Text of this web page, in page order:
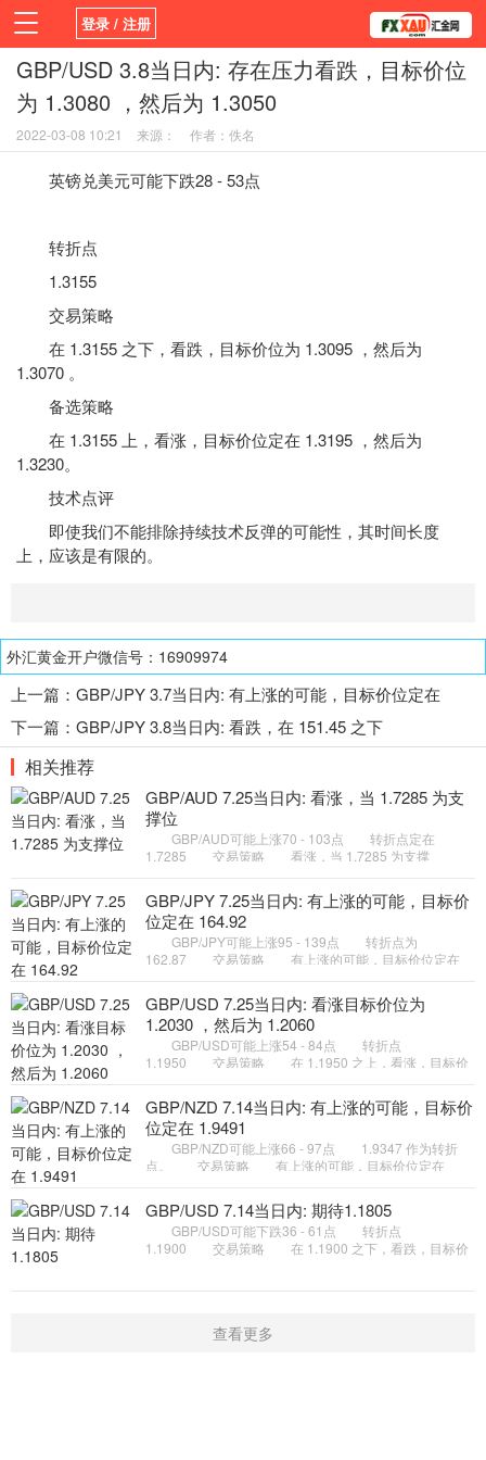
登录 / 注册
首页 新闻 观点 货币
学院
平台
指标EA 书籍
GBP/USD 3.8当日内: 存在压力看跌，目标价位
为 1.3080 ，然后为 1.3050
2022-03-08 10:21 来源： 作者：佚名
英镑兑美元可能下跌28 - 53点
转折点
1.3155
交易策略
在 1.3155 之下，看跌，目标价位为 1.3095 ，然后为
1.3070 。
备选策略
在 1.3155 上，看涨，目标价位定在 1.3195 ，然后为
1.3230。
技术点评
即使我们不能排除持续技术反弹的可能性，其时间长度
上，应该是有限的。
外汇黄金开户微信号：16909974
上一篇： GBP/JPY 3.7当日内: 有上涨的可能，目标价位定在
152.75
下一篇： GBP/JPY 3.8当日内: 看跌，在 151.45 之下
相关推荐
GBP/AUD 7.25当日内: 看涨，当 1.7285 为支
撑位
GBP/AUD可能上涨70 - 103点 转折点定在
1.7285 交易策略 看涨，当 1.7285 为支撑
方向定在 1.7229 和 1.7197
GBP/JPY 7.25当日内: 有上涨的可能，目标价
位定在 164.92
GBP/JPY可能上涨95 - 139点 转折点为
162.87 交易策略 有上涨的可能，目标价位定在
目标方向定在 162.12
GBP/USD 7.25当日内: 看涨目标价位为
1.2030 ，然后为 1.2060
GBP/USD可能上涨54 - 84点 转折点
1.1950 交易策略 在 1.1950 之上，看涨，目标价
1.1950 下，看空，目标价位定在
GBP/NZD 7.14当日内: 有上涨的可能，目标价
位定在 1.9491
GBP/NZD可能上涨66 - 97点 1.9347 作为转折
点。 交易策略 有上涨的可能，目标价位定在
续下跌的趋势，目标位
GBP/USD 7.14当日内: 期待1.1805
GBP/USD可能下跌36 - 61点 转折点
1.1900 交易策略 在 1.1900 之下，看跌，目标价
查看更多